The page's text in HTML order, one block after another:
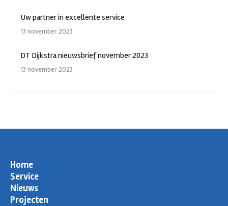
Uw partner in excellente service
13 november 2023
DT Dijkstra nieuwsbrief november 2023
13 november 2023
Home
Service
Nieuws
Projecten